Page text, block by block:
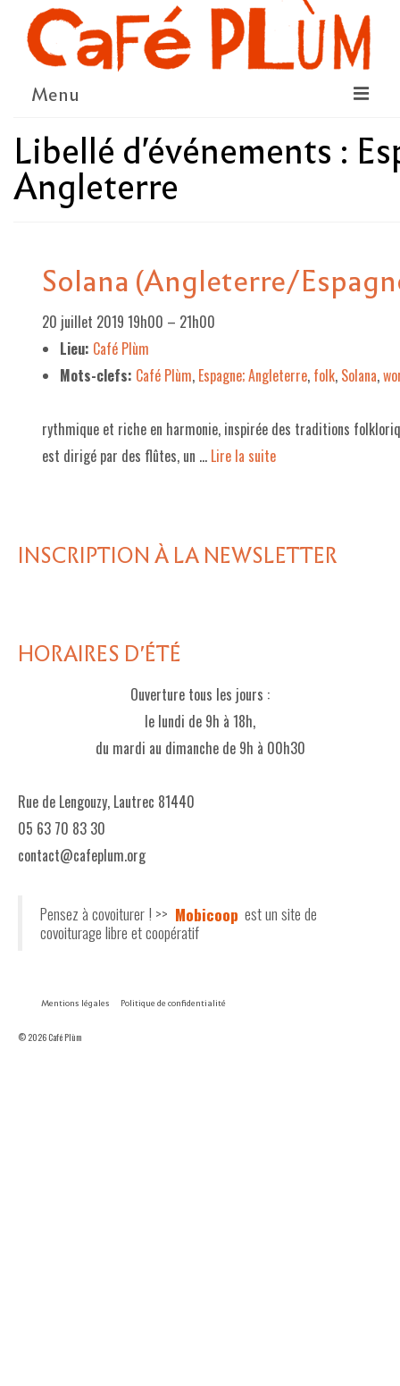
Menu
LE PROJET
LA COOPÉRATIVE & L’ASSO
LE PROGRAMME
DÉTAIL DES ÉVÉNEMENTS
LE PROJET DE TERRITOIRE
LA CARTE
UNE LIBRAIRIE INDÉPENDANTE
COMMANDER UN LIVRE
Libellé d'événements :
Angleterre
Solana (Angleterre/
20 juillet 2019 19h00 – 21h00
Lieu: Café Plùm
Mots-clefs: Café Plùm, Espagne; Angleterre, folk, Solana,
rythmique et riche en harmonie, inspirée des traditions
est dirigé par des flûtes, un … Lire la suite­­
INSCRIPTION À LA NEWSLETTER
HORAIRES D'ÉTÉ
Ouverture tous les jours :
le lundi de 9h à 18h,
du mardi au dimanche de 9h à 00h30
Rue de Lengouzy, Lautrec 81440
05 63 70 83 30
contact@cafeplum.org
Pensez à covoiturer ! >> Mobicoop est un site de
covoiturage libre et coopératif
Mentions légales Politique de confidentialité
© 2026 Café Plùm